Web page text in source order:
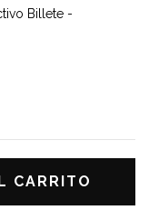
Billete -